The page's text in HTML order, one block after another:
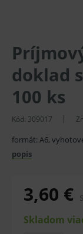
doklad
100 ks
Kód: 309017
formát: A6,
popis
3,60 €
Skladom